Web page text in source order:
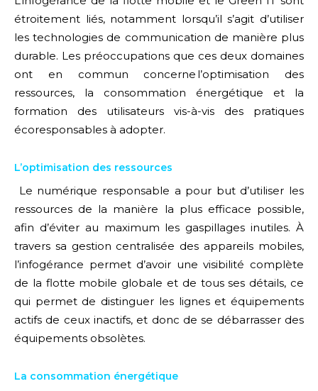
étroitement liés, notamment lorsqu’il s’agit d’utiliser
les technologies de communication de manière plus
durable. Les préoccupations que ces deux domaines
ont en commun concerne l’optimisation des
ressources, la consommation énergétique et la
formation des utilisateurs vis-à-vis des pratiques
écoresponsables à adopter.
L’optimisation des ressources
Le numérique responsable a pour but d’utiliser les
ressources de la manière la plus efficace possible,
afin d’éviter au maximum les gaspillages inutiles. À
travers sa gestion centralisée des appareils mobiles,
l’infogérance permet d’avoir une visibilité complète
de la flotte mobile globale et de tous ses détails, ce
qui permet de distinguer les lignes et équipements
actifs de ceux inactifs, et donc de se débarrasser des
équipements obsolètes.
La consommation énergétique